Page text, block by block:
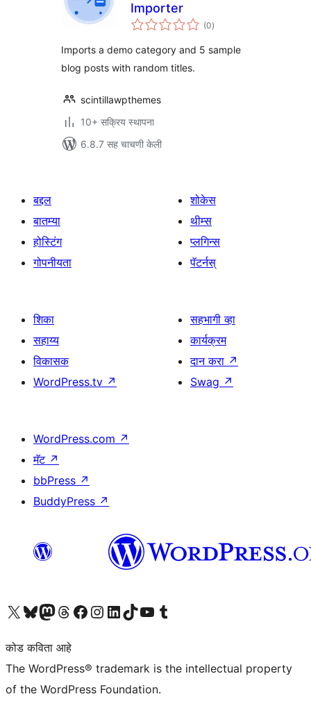
Importer
(0एकूण
मूल्यांकन
)
Imports a demo category and 5 sample
blog posts with random titles.
scintillawpthemes
10+ सक्रिय स्थापना
6.8.7 सह चाचणी केली
बद्दल
बातम्या
होस्टिंग
गोपनीयता
शोकेस
थीम्स
प्लगिन्स
पॅटर्नस्
शिका
सहाय्य
विकासक
WordPress.tv ↗
सहभागी व्हा
कार्यक्रम
दान करा ↗
Swag ↗
WordPress.com ↗
मॅट ↗
bbPress ↗
BuddyPress ↗
आमच्या X (एक्स) (पूर्वीचे ट्विटर) खात्याला भेट द्या आमच्या ब्लूस्की खात्याला भेट द्या.आमच्या Mastodon खात्याला भेट द्या.आमच्या थ्रेड्स खात्याला भेट द्या. आमच्या फेसबुक पेजला भेट द्या आमच्या इंस्टाग्राम खात्याला भेट द्या आमच्या लिंक्डइन खात्याला भेट द्या आमच्या टिकटॉक अकाउंटला भेट द्या.आमच्या यूट्यूब चॅनेलला भेट द्या आमच्या टंबलर खात्याला भेट द्या.
कोड कविता आहे
The WordPress® trademark is the intellectual property
of the WordPress Foundation.